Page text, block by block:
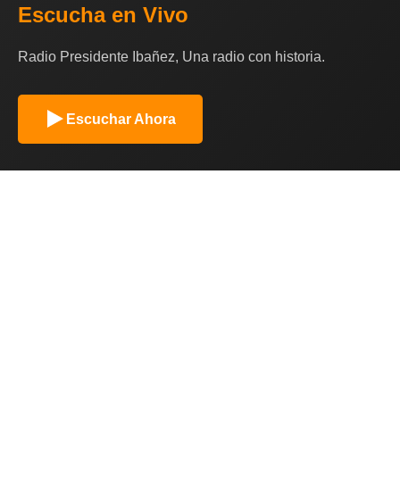
Escucha en Vivo
Radio Presidente Ibañez, Una radio con historia.
Escuchar Ahora